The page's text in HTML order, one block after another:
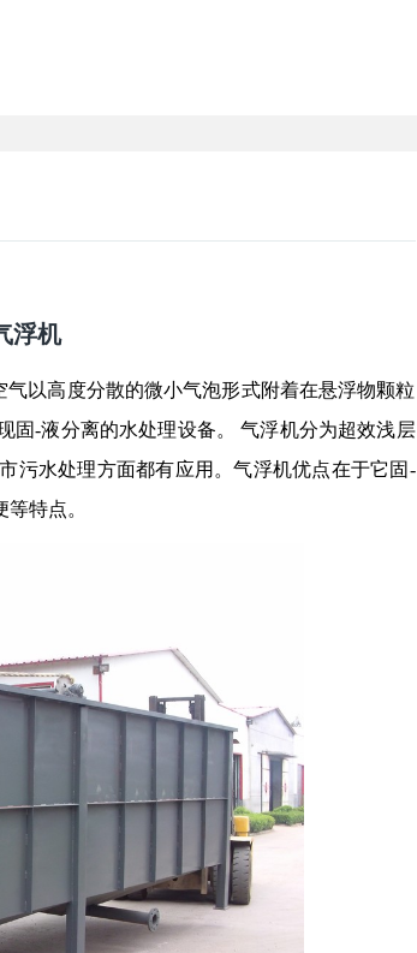
浮机
以高度分散的微小气泡形式附着在悬浮物颗粒
固-液分离的水处理设备。 气浮机分为超效浅层
污水处理方面都有应用。气浮机优点在于它固-
特点。